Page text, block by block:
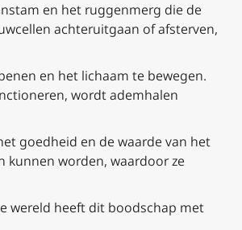
en het ruggenmerg die de
achteruitgaan of afsterven,
en het lichaam te bewegen.
wordt ademhalen
goedheid en de waarde van het
kunnen worden, waardoor ze
wereld heeft dit boodschap met